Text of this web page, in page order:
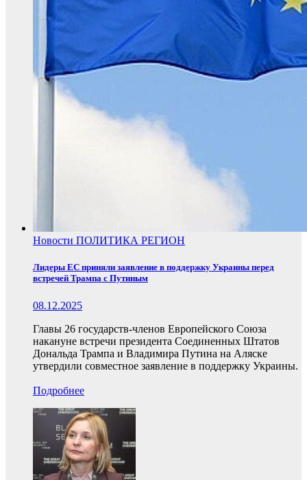
Новости ПОЛИТИКА РЕГИОН
Лидеры ЕС приняли заявление в поддержку Украины перед
встречей Трампа с Путиным
08.12.2025
Главы 26 государств-членов Европейского Союза
накануне встречи президента Соединенных Штатов
Дональда Трампа и Владимира Путина на Аляске
утвердили совместное заявление в поддержку Украины.
Подробнее